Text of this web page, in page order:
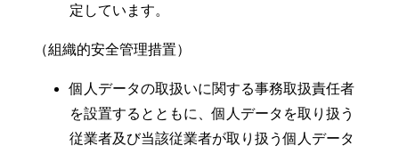
定しています。
（組織的安全管理措置）
個人データの取扱いに関する事務取扱責任者
を設置するとともに、個人データを取り扱う
従業者及び当該従業者が取り扱う個人データ